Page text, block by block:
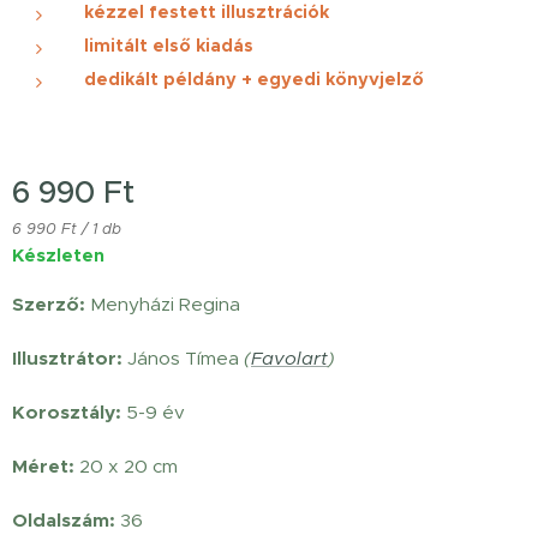
kézzel festett illusztrációk
limitált első kiadás
dedikált példány + egyedi könyvjelző
6 990 Ft
6 990 Ft / 1 db
Készleten
Szerző: Menyházi Regina
Illusztrátor: János Tímea (Favolart)
Korosztály: 5-9 év
Méret: 20 x 20 cm
Oldalszám: 36